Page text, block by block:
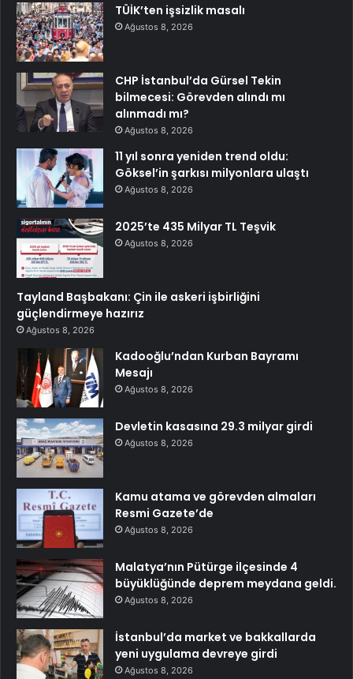
TÜİK’ten işsizlik masalı
Ağustos 8, 2026
CHP İstanbul’da Gürsel Tekin
bilmecesi: Görevden alındı mı
alınmadı mı?
Ağustos 8, 2026
11 yıl sonra yeniden trend oldu:
Göksel’in şarkısı milyonlara ulaştı
Ağustos 8, 2026
2025’te 435 Milyar TL Teşvik
Ağustos 8, 2026
Tayland Başbakanı: Çin ile askeri işbirliğini
güçlendirmeye hazırız
Ağustos 8, 2026
Kadooğlu’ndan Kurban Bayramı
Mesajı
Ağustos 8, 2026
Devletin kasasına 29.3 milyar girdi
Ağustos 8, 2026
Kamu atama ve görevden almaları
Resmi Gazete’de
Ağustos 8, 2026
Malatya’nın Pütürge ilçesinde 4
büyüklüğünde deprem meydana geldi.
Ağustos 8, 2026
İstanbul’da market ve bakkallarda
yeni uygulama devreye girdi
Ağustos 8, 2026